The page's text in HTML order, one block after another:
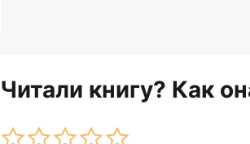
Читали книгу? Как